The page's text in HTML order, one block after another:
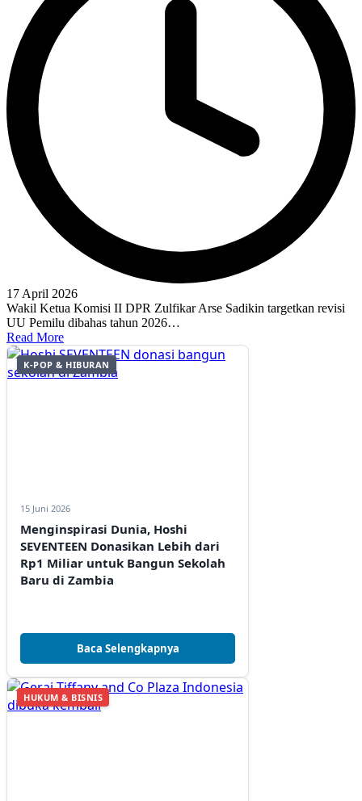
17 April 2026
Wakil Ketua Komisi II DPR Zulfikar Arse Sadikin targetkan revisi
UU Pemilu dibahas tahun 2026…
Read More
K-POP & HIBURAN
15 Juni 2026
Menginspirasi Dunia, Hoshi
SEVENTEEN Donasikan Lebih dari
Rp1 Miliar untuk Bangun Sekolah
Baru di Zambia
Baca Selengkapnya
HUKUM & BISNIS